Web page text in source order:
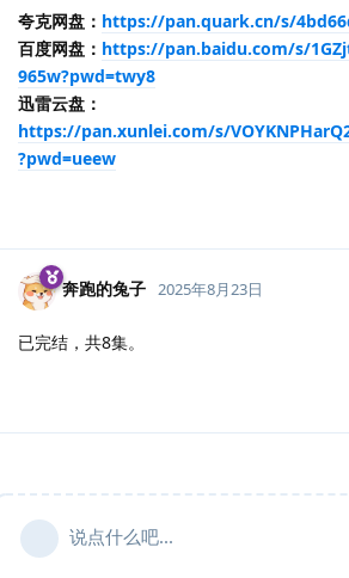
夸克网盘： https://pan.quark.cn/s/
百度网盘： https://pan.baidu.com/s/
965w?pwd=twy8
迅雷云盘：
https://pan.xunlei.com/s/
?pwd=ueew
奔跑的兔子 2025年8月23日
已完结，共8集。
说点什么吧...